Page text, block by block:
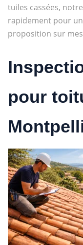
tuiles cassées,
rapidement pour
proposition sur
pour